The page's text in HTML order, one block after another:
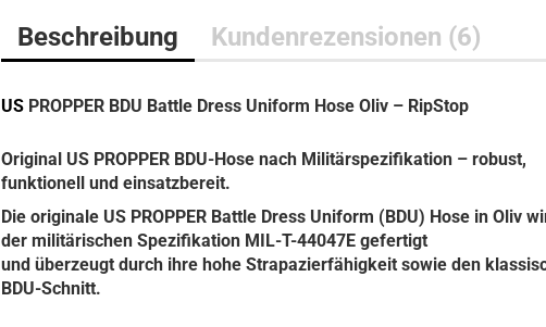
Beschreibung Kundenrezensionen (6)
US PROPPER BDU Battle Dress Uniform Hose Oliv – RipStop
Original US PROPPER BDU-Hose nach Militärspezifikation – robust,
funktionell und einsatzbereit.
Die originale US PROPPER Battle Dress Uniform (BDU) Hose in Oliv
der militärischen Spezifikation MIL-T-44047E gefertigt
und überzeugt durch ihre hohe Strapazierfähigkeit sowie den
BDU-Schnitt.